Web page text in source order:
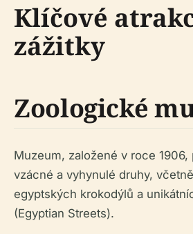
Klíčové
zážitky
Zoologické
Muzeum, založené v roce 1906,
vzácné a vyhynulé druhy,
egyptských krokodýlů a
(Egyptian Streets).